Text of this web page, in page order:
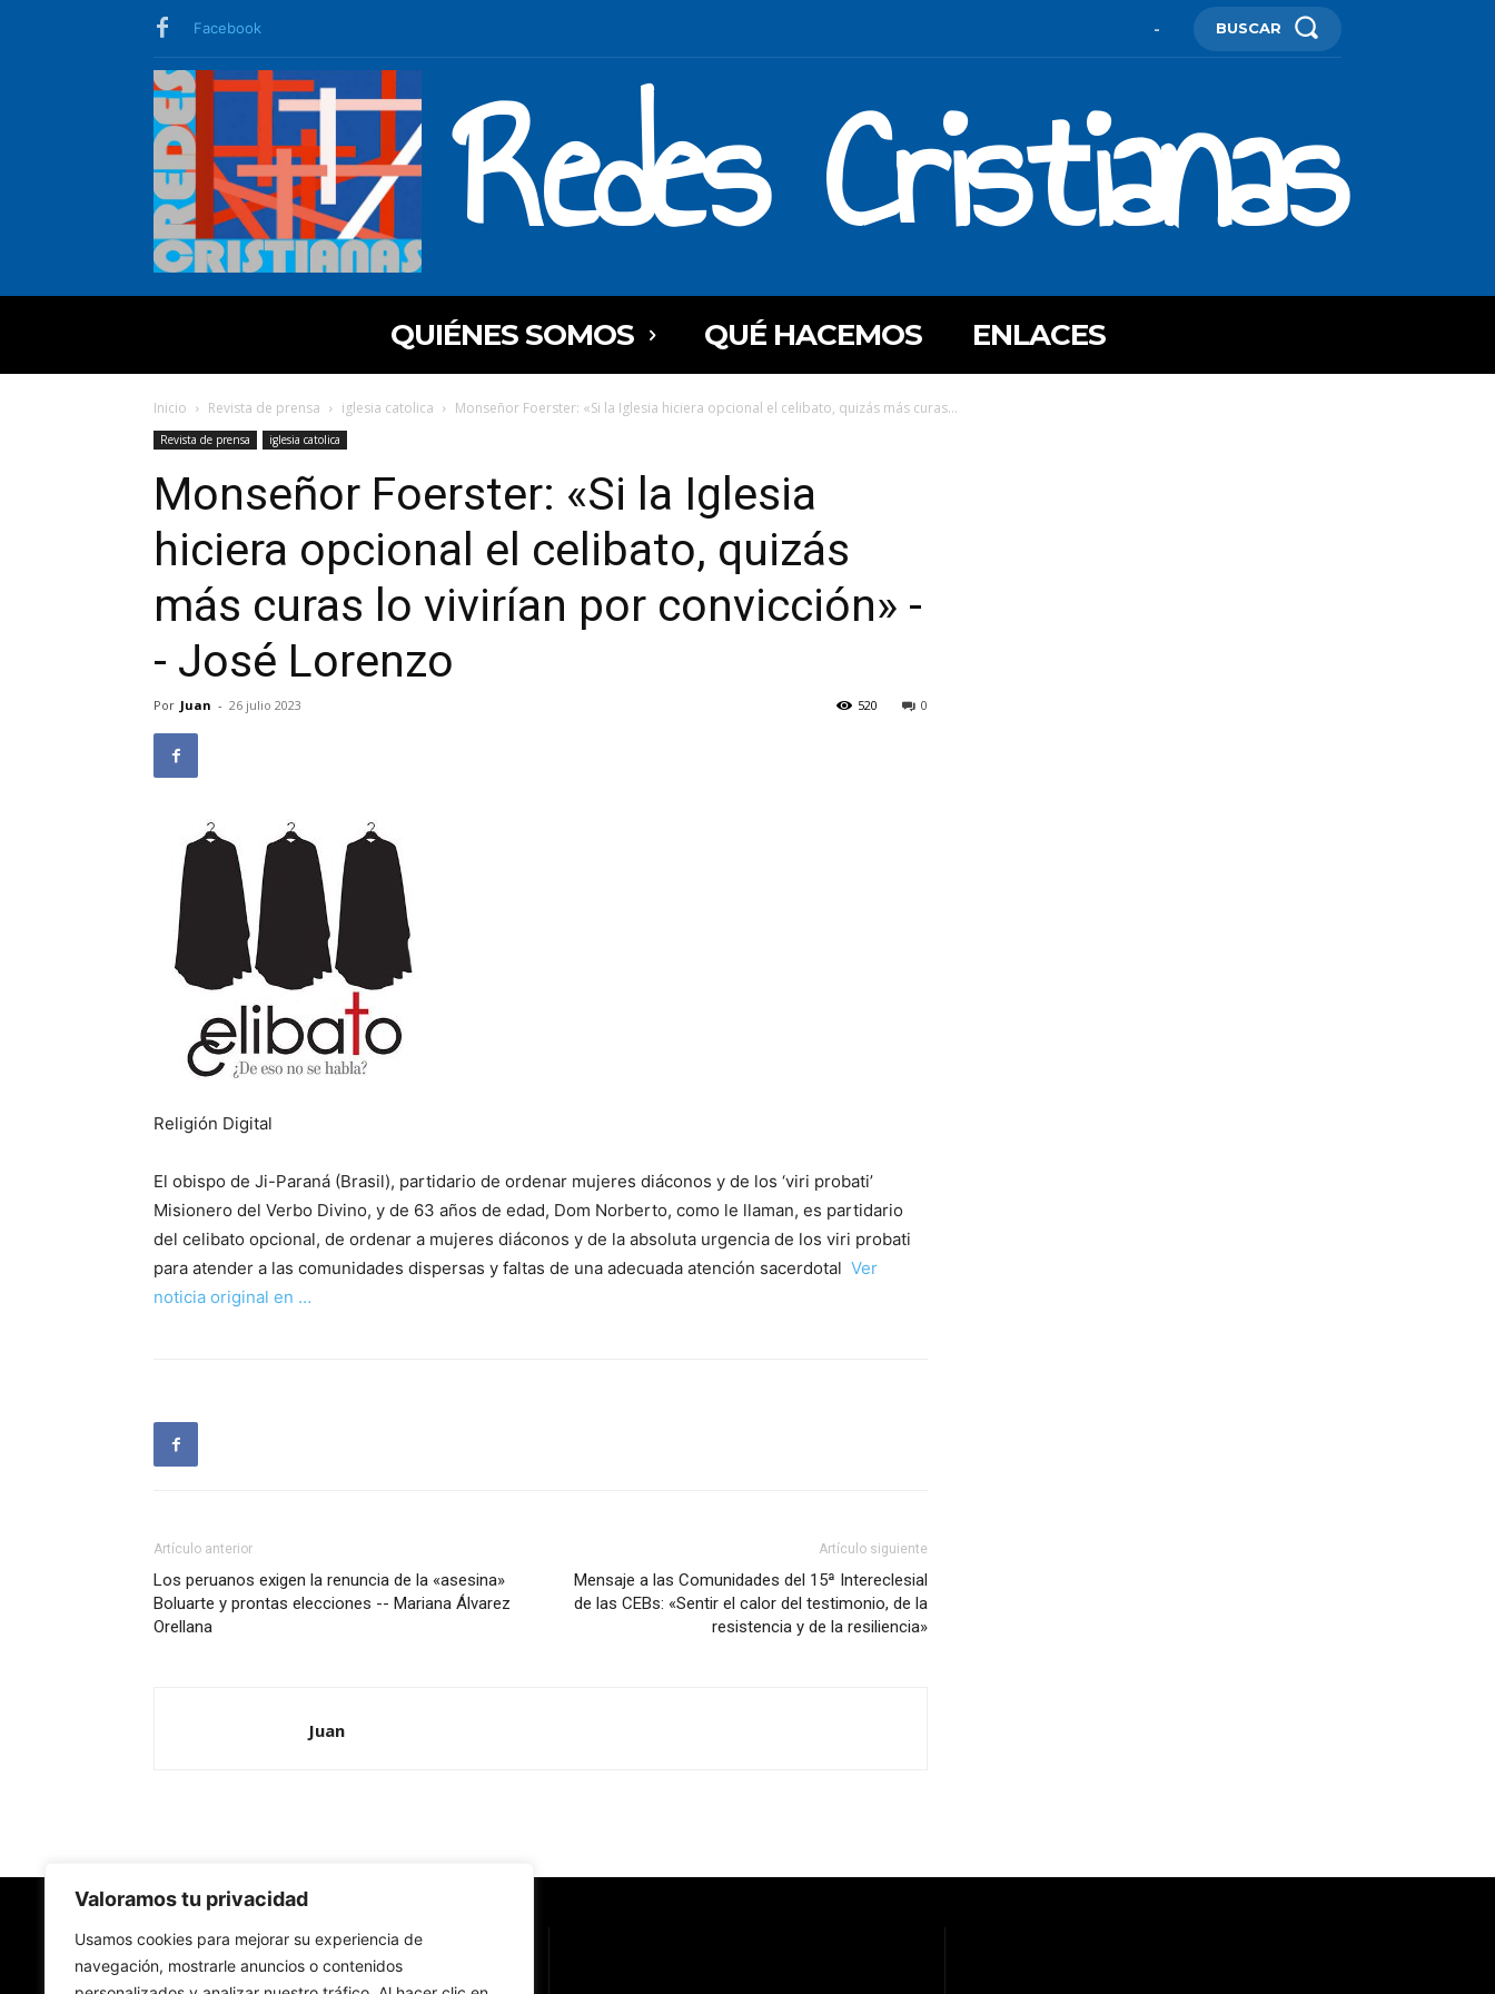
Valoramos tu privacidad
Usamos cookies para mejorar su experiencia de
navegación, mostrarle anuncios o contenidos
Facebook - BUSCAR
Redes Cristianas
QUIÉNES SOMOS QUÉ HACEMOS ENLACES
Inicio Revista de prensa iglesia catolica Monseñor Foerster: «Si la Iglesia hiciera opcional el celibato, quizás más curas...
Revista de prensa iglesia catolica
Monseñor Foerster: «Si la Iglesia
hiciera opcional el celibato, quizás
más curas lo vivirían por convicción» -
- José Lorenzo
Por Juan - 26 julio 2023 0
520
Religión Digital
El obispo de Ji-Paraná (Brasil), partidario de ordenar mujeres diáconos y de los ‘viri probati’
Misionero del Verbo Divino, y de 63 años de edad, Dom Norberto, como le llaman, es partidario
del celibato opcional, de ordenar a mujeres diáconos y de la absoluta urgencia de los viri probati
para atender a las comunidades dispersas y faltas de una adecuada atención sacerdotal Ver
noticia original en …
Artículo anterior
Los peruanos exigen la renuncia de la «asesina»
Boluarte y prontas elecciones -- Mariana Álvarez
Orellana
Artículo siguiente
Mensaje a las Comunidades del 15ª Intereclesial
de las CEBs: «Sentir el calor del testimonio, de la
resistencia y de la resiliencia»
Juan
Redes Cristianas